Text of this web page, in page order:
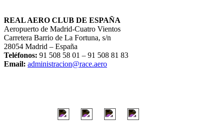
REAL AERO CLUB DE ESPAÑA
Aeropuerto de Madrid-Cuatro Vientos
Carretera Barrio de La Fortuna, s/n
28054 Madrid – España
Teléfonos: 91 508 58 01 – 91 508 81 83
Email: administracion@race.aero